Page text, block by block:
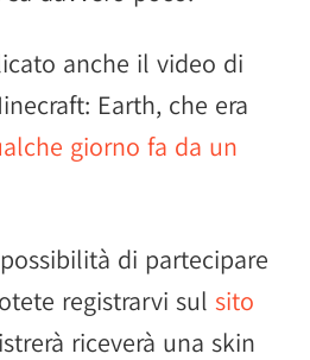
anche il video di
Earth, che era
giorno fa da un
di partecipare
registrarvi sul sito
riceverà una skin